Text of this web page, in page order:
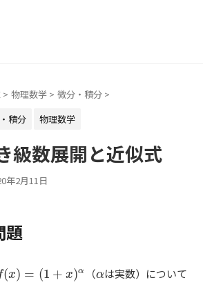
> 物理数学 > 微分・積分 >
積分
物理数学
級数展開と近似式
年2月11日
題
(x) = (1 + x)α
(x)=( 1+ )α （α
αは実数）について